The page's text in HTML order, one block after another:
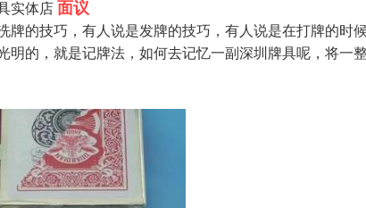
实体店面议
牌的技巧，有人说是发牌的技巧，有人说是在打牌的时
明的，就是记牌法，如何去记忆一副深圳牌具呢，将一